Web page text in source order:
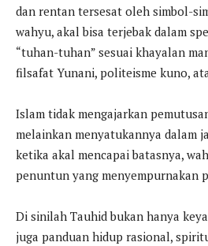
dan rentan tersesat oleh simbol-
wahyu, akal bisa terjebak dalam
“tuhan-tuhan” sesuai khayalan
filsafat Yunani, politeisme kuno,
Islam tidak mengajarkan
melainkan menyatukannya dalam
ketika akal mencapai batasnya,
penuntun yang menyempurnakan
Di sinilah Tauhid bukan hanya
juga panduan hidup rasional,